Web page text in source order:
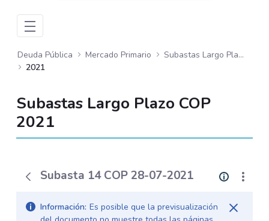
Deuda Pública Mercado Primario
Subastas Largo Plazo - COP
2021
Subastas Largo Plazo COP
2021
Subasta 14 COP 28-07-2021
Información: Es posible que la previsualización